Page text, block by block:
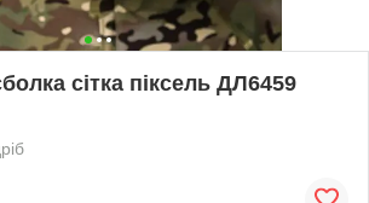
сітка піксель ДЛ6459